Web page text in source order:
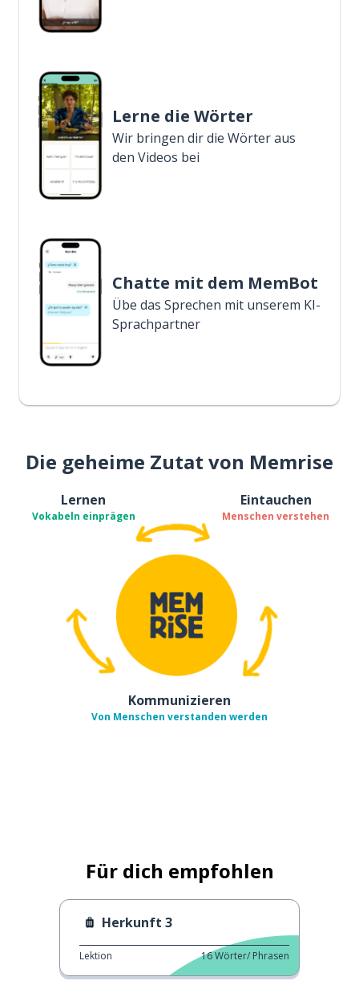
Lerne die Wörter
Wir bringen dir die Wörter aus
den Videos bei
Chatte mit dem MemBot
Übe das Sprechen mit unserem KI-
Sprachpartner
Die geheime Zutat von Memrise
Lernen
Vokabeln einprägen
Eintauchen
Menschen verstehen
Kommunizieren
Von Menschen verstanden werden
Für dich empfohlen
Herkunft 3
Lektion 16Wörter/ Phrasen